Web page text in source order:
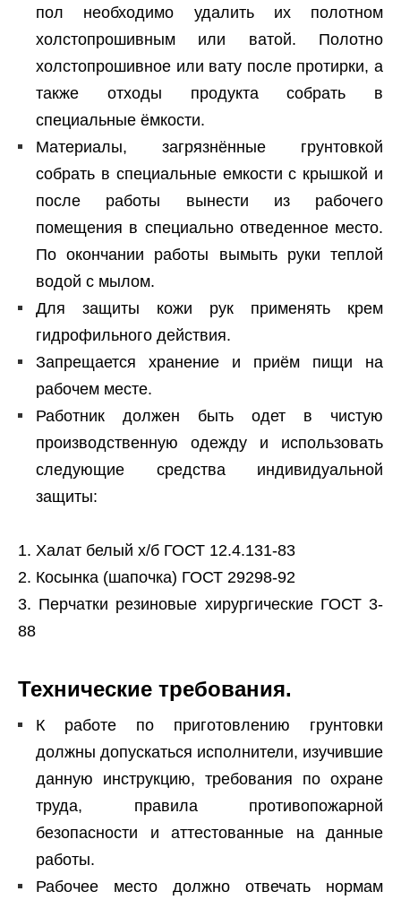
пол необходимо удалить их полотном
холстопрошивным или ватой. Полотно
холстопрошивное или вату после протирки, а
также отходы продукта собрать в
специальные ёмкости.
Материалы, загрязнённые грунтовкой
собрать в специальные емкости с крышкой и
после работы вынести из рабочего
помещения в специально отведенное место.
По окончании работы вымыть руки теплой
водой с мылом.
Для защиты кожи рук применять крем
гидрофильного действия.
Запрещается хранение и приём пищи на
рабочем месте.
Работник должен быть одет в чистую
производственную одежду и использовать
следующие средства индивидуальной
защиты:
Халат белый х/б ГОСТ 12.4.131-83
Косынка (шапочка) ГОСТ 29298-92
Перчатки резиновые хирургические ГОСТ 3-
88
Технические требования.
К работе по приготовлению грунтовки
должны допускаться исполнители, изучившие
данную инструкцию, требования по охране
труда, правила противопожарной
безопасности и аттестованные на данные
работы.
Рабочее место должно отвечать нормам